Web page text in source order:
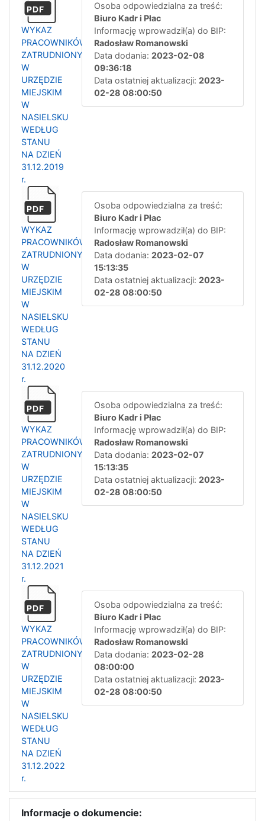
PDF
WYKAZ
PRACOWNIKÓW
ZATRUDNIONYCH
W
URZĘDZIE
MIEJSKIM
W
NASIELSKU
WEDŁUG
STANU
NA DZIEŃ
31.12.2019
r.
Osoba odpowiedzialna za treść:
Biuro Kadr i Płac
Informację wprowadził(a) do BIP:
Radosław Romanowski
Data dodania: 2023-02-08
09:36:18
Data ostatniej aktualizacji: 2023-
02-28 08:00:50
PDF
WYKAZ
PRACOWNIKÓW
ZATRUDNIONYCH
W
URZĘDZIE
MIEJSKIM
W
NASIELSKU
WEDŁUG
STANU
NA DZIEŃ
31.12.2020
r.
Osoba odpowiedzialna za treść:
Biuro Kadr i Płac
Informację wprowadził(a) do BIP:
Radosław Romanowski
Data dodania: 2023-02-07
15:13:35
Data ostatniej aktualizacji: 2023-
02-28 08:00:50
PDF
WYKAZ
PRACOWNIKÓW
ZATRUDNIONYCH
W
URZĘDZIE
MIEJSKIM
W
NASIELSKU
WEDŁUG
STANU
NA DZIEŃ
31.12.2021
r.
Osoba odpowiedzialna za treść:
Biuro Kadr i Płac
Informację wprowadził(a) do BIP:
Radosław Romanowski
Data dodania: 2023-02-07
15:13:35
Data ostatniej aktualizacji: 2023-
02-28 08:00:50
PDF
WYKAZ
PRACOWNIKÓW
ZATRUDNIONYCH
W
URZĘDZIE
MIEJSKIM
W
NASIELSKU
WEDŁUG
STANU
NA DZIEŃ
31.12.2022
r.
Osoba odpowiedzialna za treść:
Biuro Kadr i Płac
Informację wprowadził(a) do BIP:
Radosław Romanowski
Data dodania: 2023-02-28
08:00:00
Data ostatniej aktualizacji: 2023-
02-28 08:00:50
Informacje o dokumencie: